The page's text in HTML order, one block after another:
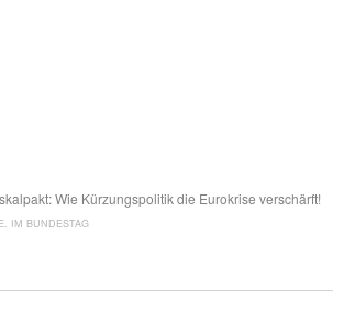
Wie Kürzungspolitik die Eurokrise verschärft!
IM BUNDESTAG